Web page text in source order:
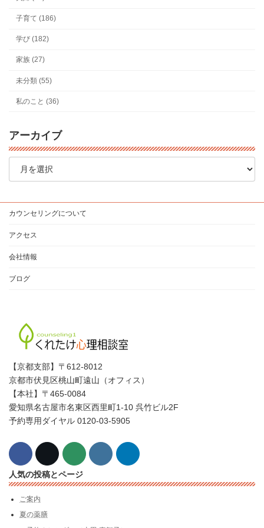
子育て (186)
学び (182)
家族 (27)
未分類 (55)
私のこと (36)
アーカイブ
ア
カウンセリングについて
アクセス
会社情報
ブログ
【京都支部】〒612-8012
京都市伏見区桃山町遠山（オフィス）
【本社】〒465-0084
愛知県名古屋市名東区西里町1-10 呉竹ビル2F
予約専用ダイヤル 0120-03-5905
人気の投稿とページ
ご案内
夏の薬膳